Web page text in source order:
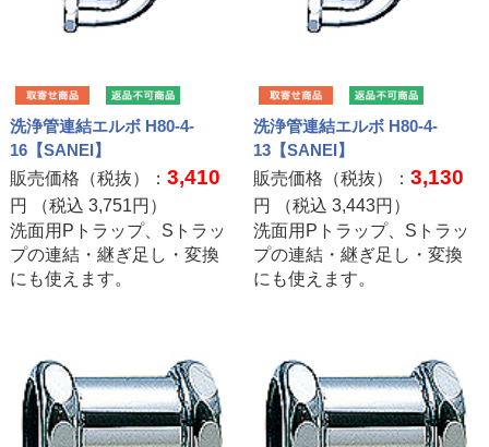
洗浄管連結エルボ H80-4-
16【SANEI】
販売価格（税抜）： 3,410
円 （税込 3,751円）
洗面用Pトラップ、Sトラッ
プの連結・継ぎ足し・変換
にも使えます。
洗浄管連結エルボ H80-4-
13【SANEI】
販売価格（税抜）：3,130
円 （税込3,443円）
洗面用Pトラップ、Sトラッ
プの連結・継ぎ足し・変換
にも使えます。